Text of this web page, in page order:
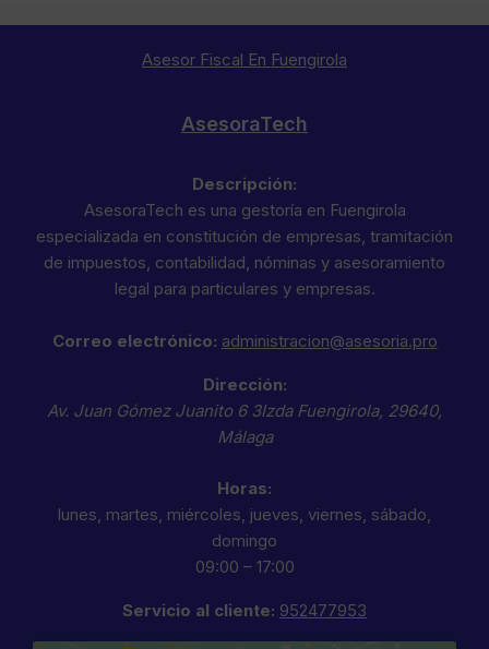
Asesor Fiscal En Fuengirola
AsesoraTech
Descripción:
AsesoraTech es una gestoría en Fuengirola
especializada en constitución de empresas, tramitación
de impuestos, contabilidad, nóminas y asesoramiento
legal para particulares y empresas.
Correo electrónico: administracion@asesoria.pro
Dirección:
Av. Juan Gómez Juanito 6 3Izda Fuengirola, 29640,
Málaga
Horas:
lunes, martes, miércoles, jueves, viernes, sábado,
domingo
09:00 – 17:00
Servicio al cliente: 952477953